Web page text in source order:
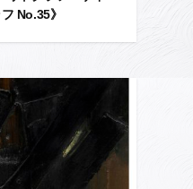
No.35》